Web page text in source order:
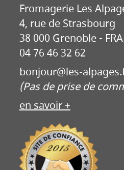
Fromagerie Les
4, rue de Strasbourg
38 000 Grenoble -
04 76 46 32 62
bonjour@les-
(Pas de prise de
en savoir +